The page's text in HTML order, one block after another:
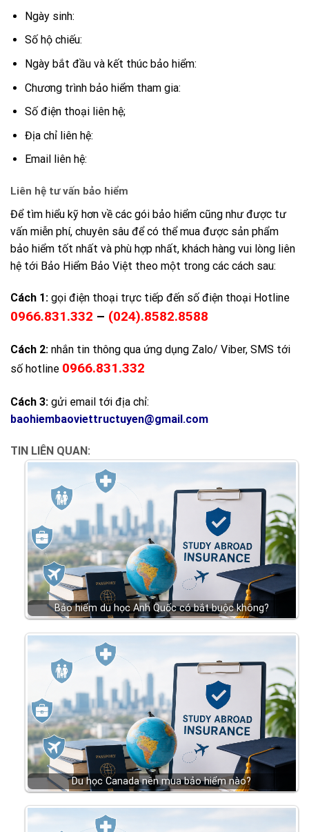
Ngày sinh:
Số hộ chiếu:
Ngày bắt đầu và kết thúc bảo hiểm:
Chương trình bảo hiểm tham gia:
Số điện thoại liên hệ;
Địa chỉ liên hệ:
Email liên hệ:
Liên hệ tư vấn bảo hiểm
Để tìm hiểu kỹ hơn về các gói bảo hiểm cũng như được tư
vấn miễn phí, chuyên sâu để có thể mua được sản phẩm
bảo hiểm tốt nhất và phù hợp nhất, khách hàng vui lòng liên
hệ tới Bảo Hiểm Bảo Việt theo một trong các cách sau:
Cách 1: gọi điện thoại trực tiếp đến số điện thoại Hotline
0966.831.332 – (024).8582.8588
Cách 2: nhắn tin thông qua ứng dụng Zalo/ Viber, SMS tới
số hotline 0966.831.332
Cách 3: gửi email tới địa chỉ:
baohiembaoviettructuyen@gmail.com
TIN LIÊN QUAN:
Bảo hiểm du học Anh Quốc có bắt buộc không?
Du học Canada nên mua bảo hiểm nào?